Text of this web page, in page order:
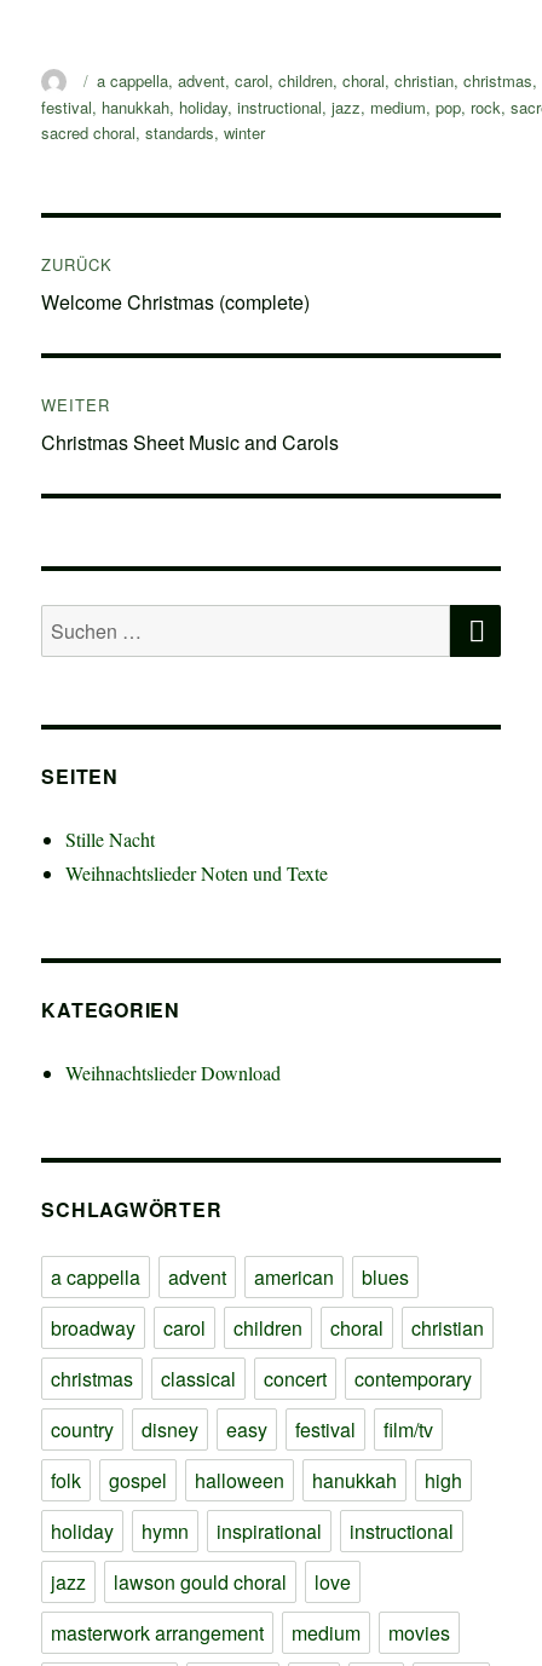
AutorSchlagwörter
a cappella,advent,carol,children,choral,christian,christmas,
festival, hanukkah, holiday,instructional,jazz, medium,pop, rock,
sacred choral,standards,winter
ZURÜCK
Vorheriger
Welcome Christmas (complete)
WEITER
Nächster
Christmas Sheet Music and Carols
Suchen
nach:
SEITEN
Stille Nacht
Weihnachtslieder Noten und Texte
KATEGORIEN
Weihnachtslieder Download
SCHLAGWÖRTER
a cappella advent american
blues
broadway
carol children choral
christian
christmas
classical concert
contemporary
country
disney easy festival
film/tv
folk
gospel halloween hanukkah
high
holiday
hymn inspirational
instructional
jazz
lawson gould choral
love
masterwork arrangement
medium
movies